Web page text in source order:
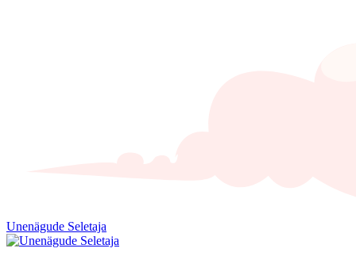
Unenägude Seletaja